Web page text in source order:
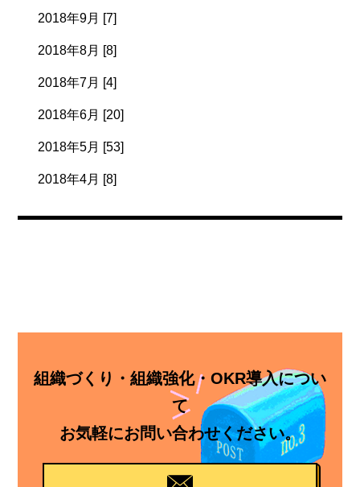
2018年9月 [7]
2018年8月 [8]
2018年7月 [4]
2018年6月 [20]
2018年5月 [53]
2018年4月 [8]
組織づくり・組織強化・OKR導入につい
て
お気軽にお問い合わせください。